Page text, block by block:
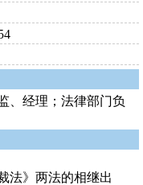
、经理；法律部门负
法》两法的相继出